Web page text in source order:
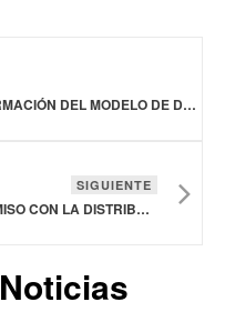
DIAGEO COMPLETA TRANSFORMACIÓN DEL MODELO DE DISTRIBUCIÓN EN FRANCIA
SIGUIENTE
GRUPO LALA REITERA SU COMPROMISO CON LA DISTRIBUCIÓN SOSTENIBLE
Noticias